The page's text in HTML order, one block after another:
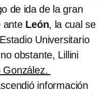
de ida de la gran
ante León, la cual se
Universitario
obstante, Lillini
información